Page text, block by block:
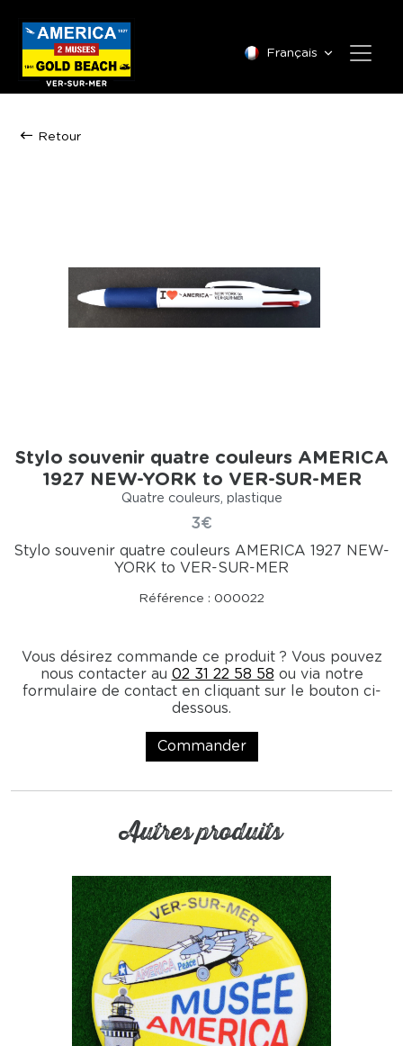
Français
Retour
Stylo souvenir quatre couleurs AMERICA
1927 NEW-YORK to VER-SUR-MER
Quatre couleurs, plastique
3€
Stylo souvenir quatre couleurs AMERICA 1927 NEW-
YORK to VER-SUR-MER
Référence : 000022
Vous désirez commande ce produit ? Vous pouvez
nous contacter au 02 31 22 58 58 ou via notre
formulaire de contact en cliquant sur le bouton ci-
dessous.
Commander
Autres produits